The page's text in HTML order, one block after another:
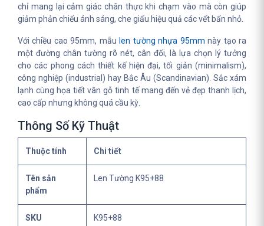
chỉ mang lại cảm giác chân thực khi chạm vào mà còn giúp
giảm phản chiếu ánh sáng, che giấu hiệu quả các vết bẩn nhỏ.
Với chiều cao 95mm, mẫu len tường nhựa 95mm này tạo ra
một đường chân tường rõ nét, cân đối, là lựa chọn lý tưởng
cho các phong cách thiết kế hiện đại, tối giản (minimalism),
công nghiệp (industrial) hay Bắc Âu (Scandinavian). Sắc xám
lạnh cùng họa tiết vân gỗ tinh tế mang đến vẻ đẹp thanh lịch,
cao cấp nhưng không quá cầu kỳ.
Thông Số Kỹ Thuật
Thuộc tính Chi tiết
Tên sản
phẩm
Len Tường K95+88
SKU K95+88